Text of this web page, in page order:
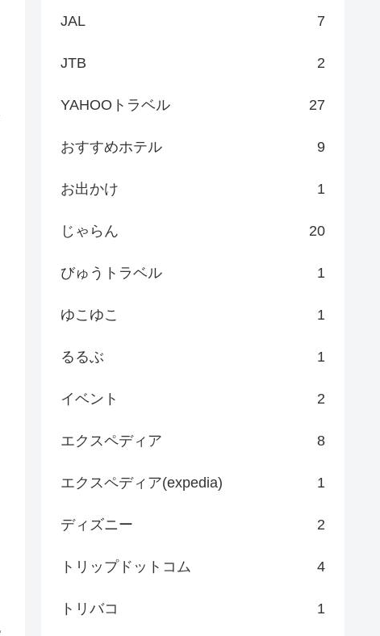
JAL 7
JTB 2
YAHOOトラベル 27
おすすめホテル 9
お出かけ 1
じゃらん 20
びゅうトラベル 1
ゆこゆこ 1
るるぶ 1
イベント 2
エクスペディア 8
エクスペディア(expedia) 1
ディズニー 2
トリップドットコム 4
トリバコ 1